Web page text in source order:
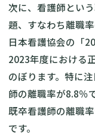
次に、看護師とい
題、すなわち離職
日本看護協会の「
2023年度における
のぼります。特に
師の離職率が8.8％
既卒看護師の離職
です。